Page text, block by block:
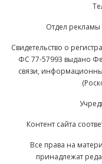
Отдел рекламы
Свидетельство о
ФС 77-57993 выдано
связи,
Контент сайта
Все права на
принадлежат